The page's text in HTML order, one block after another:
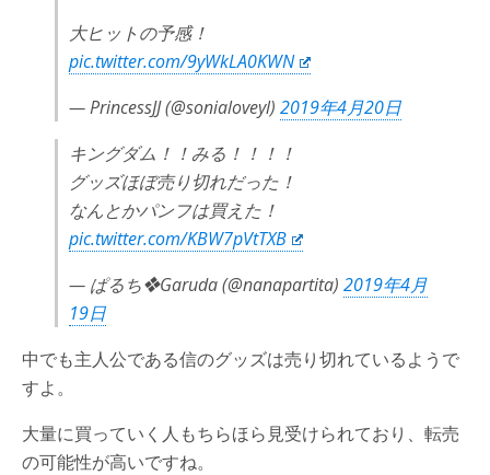
大ヒットの予感！
pic.twitter.com/9yWkLA0KWN
— PrincessJJ (@sonialoveyl) 2019年4月20日
キングダム！！みる！！！！
グッズほぼ売り切れだった！
なんとかパンフは買えた！
pic.twitter.com/KBW7pVtTXB
— ぱるち❖Garuda (@nanapartita) 2019年4月
19日
中でも主人公である信のグッズは売り切れているようで
すよ。
大量に買っていく人もちらほら見受けられており、転売
の可能性が高いですね。